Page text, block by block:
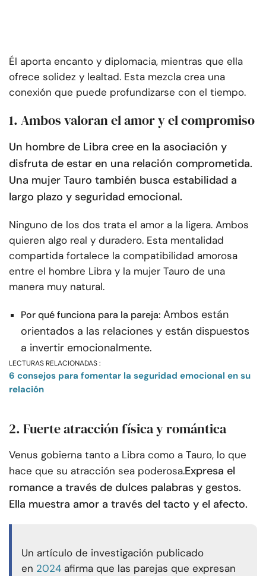
Él aporta encanto y diplomacia, mientras que ella
ofrece solidez y lealtad. Esta mezcla crea una
conexión que puede profundizarse con el tiempo.
1. Ambos valoran el amor y el compromiso
Un hombre de Libra cree en la asociación y
disfruta de estar en una relación comprometida.
Una mujer Tauro también busca estabilidad a
largo plazo y seguridad emocional.
Ninguno de los dos trata el amor a la ligera. Ambos
quieren algo real y duradero. Esta mentalidad
compartida fortalece la compatibilidad amorosa
entre el hombre Libra y la mujer Tauro de una
manera muy natural.
Por qué funciona para la pareja: Ambos están
orientados a las relaciones y están dispuestos
a invertir emocionalmente.
LECTURAS RELACIONADAS :
6 consejos para fomentar la seguridad emocional en su
relación
2. Fuerte atracción física y romántica
Venus gobierna tanto a Libra como a Tauro, lo que
hace que su atracción sea poderosa.Expresa el
romance a través de dulces palabras y gestos.
Ella muestra amor a través del tacto y el afecto.
Un artículo de investigación publicado
en 2024 afirma que las parejas que expresan